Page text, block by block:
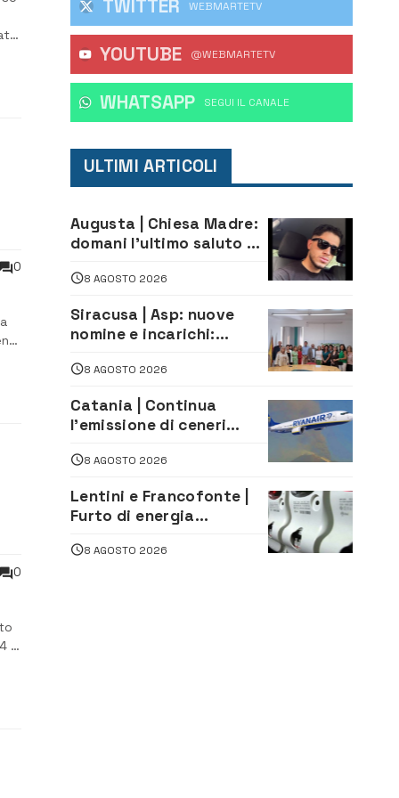
0
0
al
TWITTER WEBMARTETV
YOUTUBE @WEBMARTETV
WHATSAPP ‎SEGUI IL CANALE
ULTIMI ARTICOLI
Augusta | Chiesa Madre:
domani l’ultimo saluto ad
morto in un incidente
8 AGOSTO 2026
Siracusa | Asp: nuove
nomine e incarichi:
di Sanità pubblica,
Matteliano al Servizio
Legale
8 AGOSTO 2026
Catania | Continua
l’emissione di ceneri
attività all’aeroporto di
8 AGOSTO 2026
Lentini e Francofonte |
Furto di energia
persone
8 AGOSTO 2026